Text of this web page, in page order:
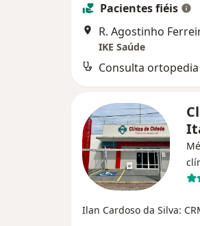
Pacientes fiéis
IKE Saúde
Consulta ortopedia
Ilan Cardoso da Silva: